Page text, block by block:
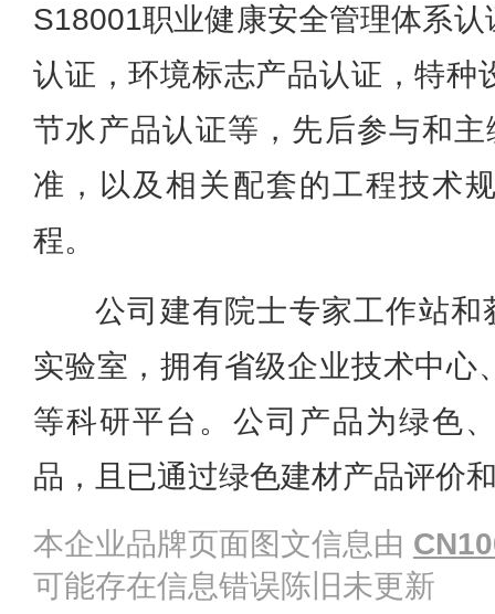
S18001职业健康安全管理体系
认证，环境标志产品认证，特种
节水产品认证等，先后参与和
准，以及相关配套的工程技术
程。
公司建有院士专家工作站和
实验室，拥有省级企业技术中心
等科研平台。公司产品为绿色
品，且已通过绿色建材产品评价
本企业品牌页面图文信息由
可能存在信息错误陈旧未更新